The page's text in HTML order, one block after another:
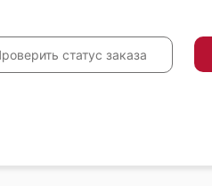
статус заказа